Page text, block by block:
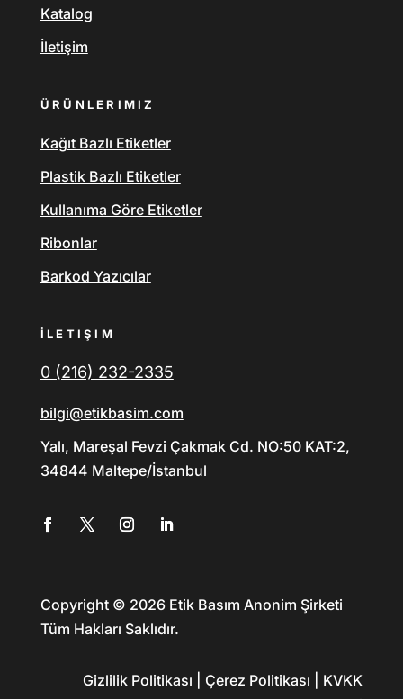
Katalog
İletişim
ÜRÜNLERIMIZ
Kağıt Bazlı Etiketler
Plastik Bazlı Etiketler
Kullanıma Göre Etiketler
Ribonlar
Barkod Yazıcılar
İLETIŞIM
0 (216) 232-2335
bilgi@etikbasim.com
Yalı, Mareşal Fevzi Çakmak Cd. NO:50 KAT:2,
34844 Maltepe/İstanbul
Copyright © 2026 Etik Basım Anonim Şirketi
Tüm Hakları Saklıdır.
Gizlilik Politikası | Çerez Politikası | KVKK